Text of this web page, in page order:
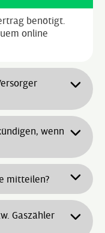
benötigt.
online
Sie.
wenn
Der Vertrag
aus der alten
nach
mitteilen?
Post, Brief,
geht’s
Gaszähler